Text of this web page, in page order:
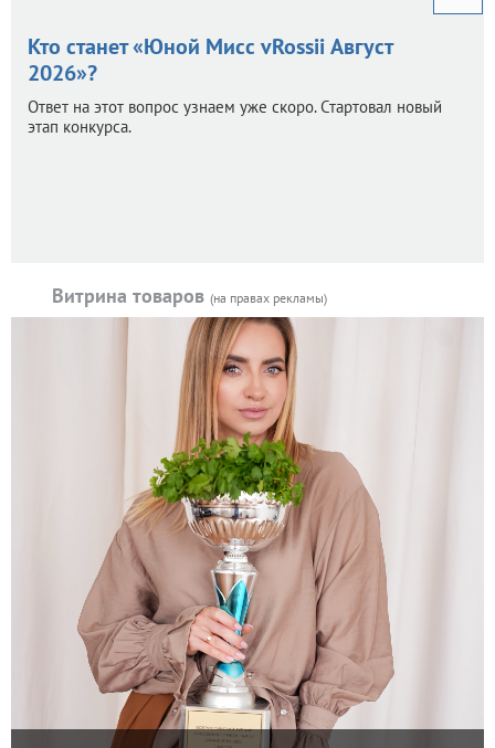
Кто станет «Юной Мисс vRossii Август
2026»?
Ответ на этот вопрос узнаем уже скоро. Стартовал новый
этап конкурса.
Витрина товаров (на правах рекламы)